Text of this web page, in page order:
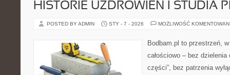
HISTORIE UZDROWIEŃ I STUDIA
POSTED BY ADMIN STY - 7 - 2026 MOŻLIWOŚĆ
Bodbam.pl to przestrzeń,
całościowo – bez dzielenia
części”, bez patrzenia